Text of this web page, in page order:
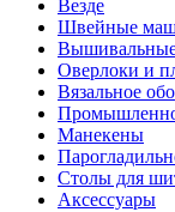
Везде
Швейные
Оверлоки и
Вязальное
Манекены
Столы для
Аксессуары